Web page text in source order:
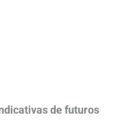
de futuros